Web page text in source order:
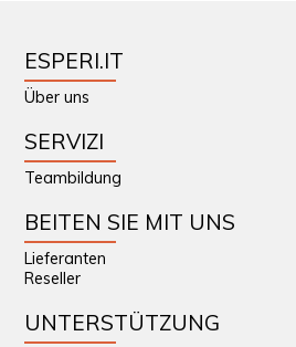
ESPERI.IT
Über uns
SERVIZI
Teambildung
BEITEN SIE MIT UNS
Lieferanten
Reseller
UNTERSTÜTZUNG